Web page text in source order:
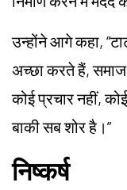
उन्होंने आगे कहा,
अच्छा करते हैं, समाज
कोई प्रचार नहीं,
बाकी सब शोर है।”
निष्कर्ष